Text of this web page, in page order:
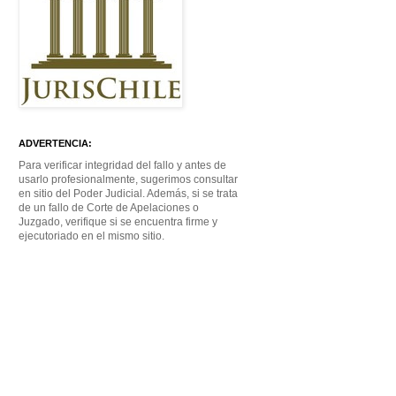
ADVERTENCIA:
Para verificar integridad del fallo y antes de
usarlo profesionalmente, sugerimos consultar
en sitio del Poder Judicial. Además, si se trata
de un fallo de Corte de Apelaciones o
Juzgado, verifique si se encuentra firme y
ejecutoriado en el mismo sitio.